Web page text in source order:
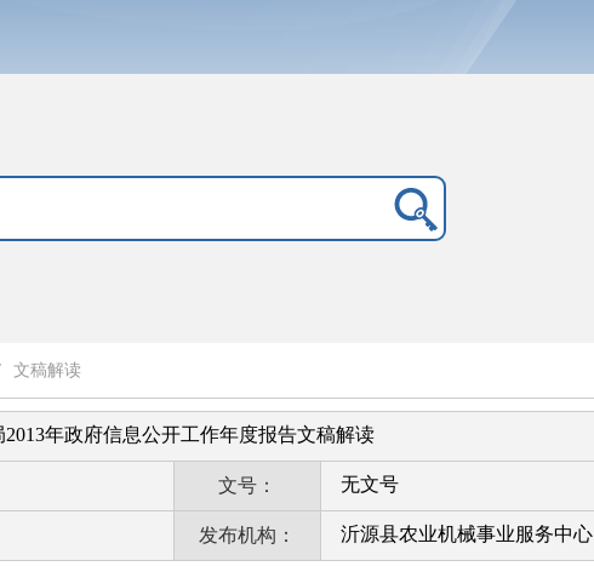
文稿解读
年政府信息公开工作年度报告文稿解读
文号： 无文号
发布机构： 沂源县农业机械事业服务中心